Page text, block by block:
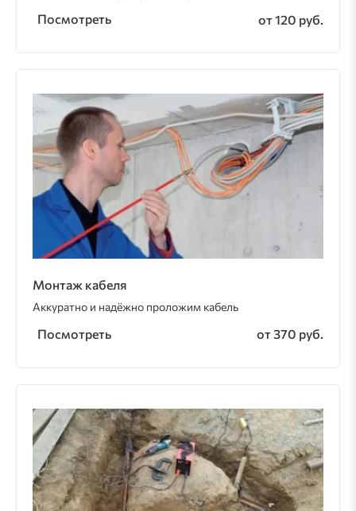
Посмотреть от 120 руб.
Монтаж кабеля
Аккуратно и надёжно проложим кабель
Посмотреть от 370 руб.